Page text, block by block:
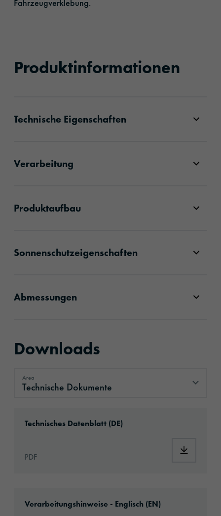
Fahrzeugverklebung.
Produktinformationen
Technische Eigenschaften
Verarbeitung
Produktaufbau
Sonnenschutzeigenschaften
Abmessungen
Downloads
Area
Technische Dokumente
Technisches Datenblatt (DE)
PDF
Verarbeitungshinweise - Englisch (EN)